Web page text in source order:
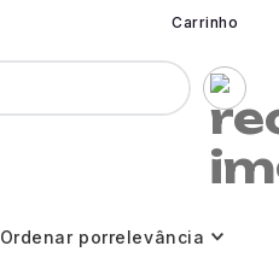
Carrinho
Ordenar porrelevância